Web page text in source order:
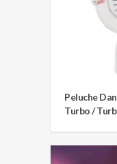
Peluche
Turbo /